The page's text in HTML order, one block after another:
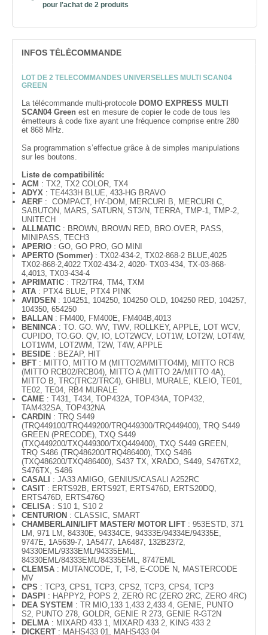
pour l'achat de 2 produits
INFOS TÉLÉCOMMANDE
LOT DE 2 TELECOMMANDES UNIVERSELLES MULTI SCAN04
GREEN
La télécommande multi-protocole DOMO EXPRESS MULTI
SCAN04 Green est en mesure de copier le code de tous les
émetteurs à code fixe ayant une fréquence comprise entre 280
et 868 MHz.
Sa programmation s’effectue grâce à de simples manipulations
sur les boutons.
Liste de compatibilité:
ACM : TX2, TX2 COLOR, TX4
ADYX : TE4433H BLUE, 433-HG BRAVO
AERF : COMPACT, HY-DOM, MERCURI B, MERCURI C,
SABUTON, MARS, SATURN, ST3/N, TERRA, TMP-1, TMP-2,
UNITECH
ALLMATIC : BROWN, BROWN RED, BRO.OVER, PASS,
MINIPASS, TECH3
APERIO : GO, GO PRO, GO MINI
APERTO (Sommer) : TX02-434-2, TX02-868-2 BLUE,4025
TX02-868-2,4022 TX02-434-2, 4020- TX03-434, TX-03-868-
4,4013, TX03-434-4
APRIMATIC : TR2/TR4, TM4, TXM
ATA : PTX4 BLUE, PTX4 PINK
AVIDSEN : 104251, 104250, 104250 OLD, 104250 RED, 104257,
104350, 654250
BALLAN : FM400, FM400E, FM404B,4013
BENINCA : TO. GO. WV, TWV, ROLLKEY, APPLE, LOT WCV,
CUPIDO, TO.GO. QV, IO, LOT2WCV, LOT1W, LOT2W, LOT4W,
LOT1WM, LOT2WM, T2W, T4W, APPLE
BESIDE : BEZAP, HIT
BFT : MITTO, MITTO M (MITTO2M/MITTO4M), MITTO RCB
(MITTO RCB02/RCB04), MITTO A (MITTO 2A/MITTO 4A),
MITTO B, TRC(TRC2/TRC4), GHIBLI, MURALE, KLEIO, TE01,
TE02, TE04, RB4 MURALE
CAME : T431, T434, TOP432A, TOP434A, TOP432,
TAM432SA, TOP432NA
CARDIN : TRQ S449
(TRQ449100/TRQ449200/TRQ449300/TRQ449400), TRQ S449
GREEN (PRECODE), TXQ S449
(TXQ449200/TXQ449300/TXQ449400), TXQ S449 GREEN,
TRQ S486 (TRQ486200/TRQ486400), TXQ S486
(TXQ486200/TXQ486400), S437 TX, XRADO, S449, S476TX2,
S476TX, S486
CASALI : JA33 AMIGO, GENIUS/CASALI A252RC
CASIT : ERTS92B, ERTS92T, ERTS476D, ERTS20DQ,
ERTS476D, ERTS476Q
CELISA : S10 1, S10 2
CENTURION : CLASSIC, SMART
CHAMBERLAIN/LIFT MASTER/ MOTOR LIFT : 953ESTD, 371
LM, 971 LM, 84330E, 94334CE, 94333E/94334E/94335E,
9747E, 1A5639-7, 1A5477, 1A6487, 132B2372,
94330EML/9333EML/94335EML,
84330EML/84333EML/84335EML, 8747EML
CLEMSA : MUTANCODE, T, T-8, E-CODE N, MASTERCODE
MV
CPS : TCP3, CPS1, TCP3, CPS2, TCP3, CPS4, TCP3
DASPI : HAPPY2, POPS 2, ZERO RC (ZERO 2RC, ZERO 4RC)
DEA SYSTEM : TR MIO,133 1,433 2,433 4, GENIE, PUNTO
S2, PUNTO 278, GOLDR, GENIE R 273, GENIE R-GT2N
DELMA : MIXARD 433 1, MIXARD 433 2, KING 433 2
DICKERT : MAHS433 01, MAHS433 04